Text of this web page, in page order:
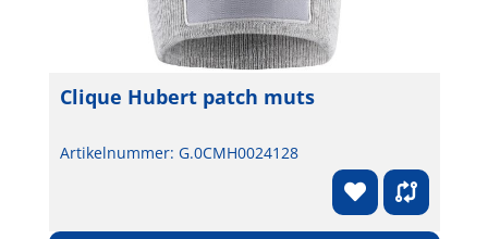
Clique Hubert patch muts
Artikelnummer: G.0CMH0024128